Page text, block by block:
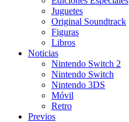
Juguetes
Original Soundtrack
Figuras
Libros
Noticias
Nintendo Switch 2
Nintendo Switch
Nintendo 3DS
Móvil
Retro
Previos